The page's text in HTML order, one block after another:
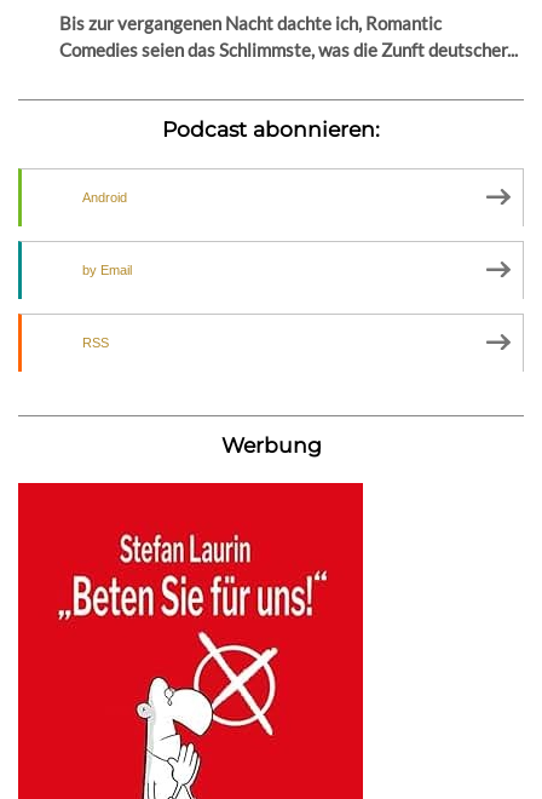
Bis zur vergangenen Nacht dachte ich, Romantic
Comedies seien das Schlimmste, was die Zunft deutscher...
Podcast abonnieren:
Android
by Email
RSS
Werbung